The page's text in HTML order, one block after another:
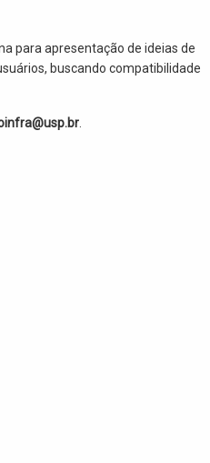
para apresentação de ideias de
buscando compatibilidade